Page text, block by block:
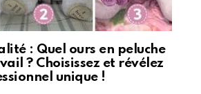
: Quel ours en peluche
? Choisissez et révélez
unique !